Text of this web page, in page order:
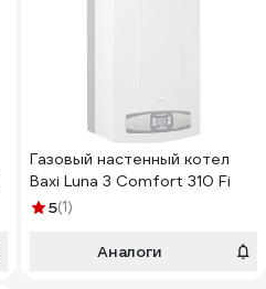
Газовый настенный котел
Baxi Luna 3 Comfort 310 Fi
5(1)
Аналоги